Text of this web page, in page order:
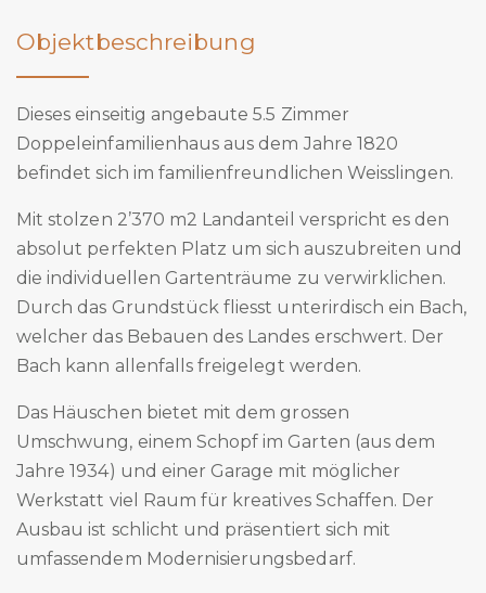
Objektbeschreibung
Dieses einseitig angebaute 5.5 Zimmer
Doppeleinfamilienhaus aus dem Jahre 1820
befindet sich im familienfreundlichen Weisslingen.
Mit stolzen 2’370 m2 Landanteil verspricht es den
absolut perfekten Platz um sich auszubreiten und
die individuellen Gartenträume zu verwirklichen.
Durch das Grundstück fliesst unterirdisch ein Bach,
welcher das Bebauen des Landes erschwert. Der
Bach kann allenfalls freigelegt werden.
Das Häuschen bietet mit dem grossen
Umschwung, einem Schopf im Garten (aus dem
Jahre 1934) und einer Garage mit möglicher
Werkstatt viel Raum für kreatives Schaffen. Der
Ausbau ist schlicht und präsentiert sich mit
umfassendem Modernisierungsbedarf.